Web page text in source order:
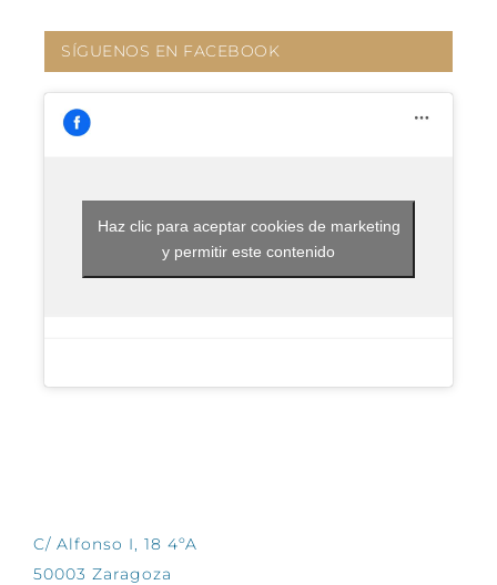
SÍGUENOS EN FACEBOOK
Haz clic para aceptar cookies de marketing
y permitir este contenido
C/ Alfonso I, 18 4ºA
50003 Zaragoza